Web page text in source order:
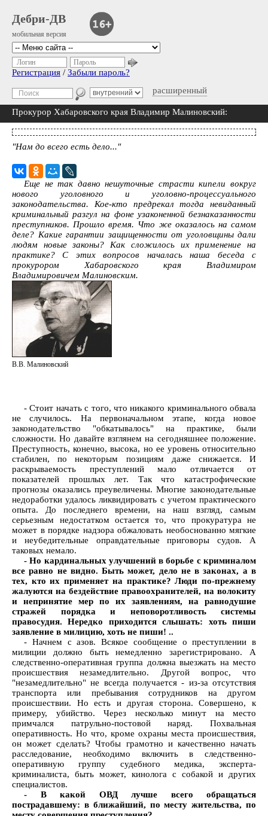
Дебри-ДВ
мобильная версия
расширенный
Логин Пароль
Регистрация / Забыли пароль?
Прокурор Хабаровского края Владимир Малиновский:
"Нам до всего есть дело..."
Еще не так давно нешуточные страсти кипели вокруг
нового уголовного и уголовно-процессуального
законодательства. Кое-кто предрекал тогда невиданный
криминальный разгул на фоне узаконенной безнаказанности
преступников. Прошло время. Что же оказалось на самом
деле? Какие гарантии защищенности от уголовщины дали
людям новые законы? Как сложилось их применение на
практике? С этих вопросов началась наша беседа с
прокурором Хабаровского края Владимиром
Владимировичем Малиновским.
В.В. Малиновский
- Стоит начать с того, что никакого криминального обвала
не случилось. На первоначальном этапе, когда новое
законодательство "обкатывалось" на практике, были
сложности. Но давайте взглянем на сегодняшнее положение.
Преступность, конечно, высока, но ее уровень относительно
стабилен, по некоторым позициям даже снижается. И
раскрываемость преступлений мало отличается от
показателей прошлых лет. Так что катастрофические
прогнозы оказались преувеличены. Многие законодательные
недоработки удалось ликвидировать с учетом практического
опыта. До последнего времени, на наш взгляд, самым
серьезным недостатком остается то, что прокуратура не
может в порядке надзора обжаловать необоснованно мягкие
и неубедительные оправдательные приговоры судов. А
таковых немало.
- Но кардинальных улучшений в борьбе с криминалом
все равно не видно. Быть может, дело не в законах, а в
тех, кто их применяет на практике? Люди по-прежнему
жалуются на бездействие правоохранителей, на волокиту
и непринятие мер по их заявлениям, на равнодушие
стражей порядка и неповоротливость системы
правосудия. Нередко приходится слышать: хоть пиши
заявление в милицию, хоть не пиши! ..
- Начнем с азов. Всякое сообщение о преступлении в
милиции должно быть немедленно зарегистрировано. А
следственно-оперативная группа должна выезжать на место
происшествия незамедлительно. Другой вопрос, что
"незамедлительно" не всегда получается - из-за отсутствия
транспорта или пребывания сотрудников на другом
происшествии. Но есть и другая сторона. Совершено, к
примеру, убийство. Через несколько минут на место
примчался патрульно-постовой наряд. Похвальная
оперативность. Но что, кроме охраны места происшествия,
он может сделать? Чтобы грамотно и качественно начать
расследование, необходимо включить в следственно-
оперативную группу судебного медика, эксперта-
криминалиста, быть может, кинолога с собакой и других
специалистов.
- В какой ОВД лучше всего обращаться
пострадавшему: в ближайший, по месту жительства, по